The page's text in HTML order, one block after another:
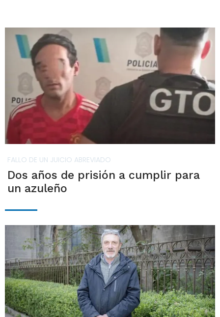
FALLO DE UN JUICIO ABREVIADO
Dos años de prisión a cumplir para
un azuleño